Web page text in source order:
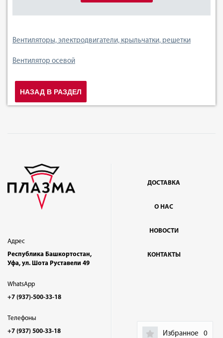
Избранное 0
Вентиляторы, электродвигатели, крыльчатки, решетки
Вентилятор осевой
НАЗАД В РАЗДЕЛ
Адрес
Республика Башкортостан,
Уфа, ул. Шота Руставели 49
WhatsApp
+7 (937)-500-33-18
Телефоны
+7 (937) 500-33-18
ДОСТАВКА
О НАС
НОВОСТИ
КОНТАКТЫ